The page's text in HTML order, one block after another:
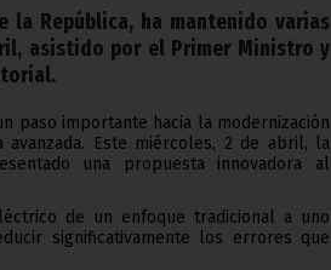
la República, ha mantenido varias
asistido por el Primer Ministro y
paso importante hacia la modernización
Este miércoles, 2 de abril, la
una propuesta innovadora al
de un enfoque tradicional a uno
significativamente los errores que